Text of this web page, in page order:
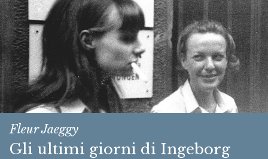
Fleur Jaeggy
Gli ultimi giorni di Ingeborg